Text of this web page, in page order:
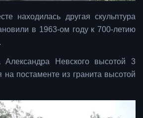
находилась другая скульптура
в 1963-ом году к 700-летию
Александра Невского высотой 3
на постаменте из гранита высотой